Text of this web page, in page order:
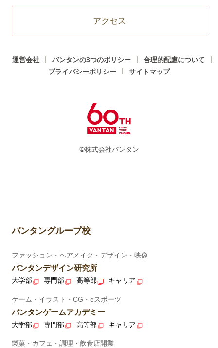
アクセス
運営会社 バンタンの3つのポリシー
合理的配慮について
プライバシーポリシー
サイトマップ
©株式会社バンタン
バンタングループ校
ファッション・ヘアメイク・デザイン・映像
バンタンデザイン研究所
大学部 専門部 高等部 キャリア
ゲーム・イラスト・CG・eスポーツ
バンタンゲームアカデミー
大学部 専門部 高等部 キャリア
製菓・カフェ・調理・飲食店開業